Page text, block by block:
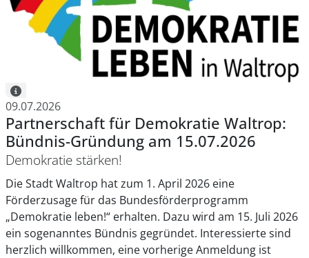
09.07.2026
Partnerschaft für Demokratie Waltrop:
Bündnis-Gründung am 15.07.2026
Demokratie stärken!
Die Stadt Waltrop hat zum 1. April 2026 eine
Förderzusage für das Bundesförderprogramm
„Demokratie leben!“ erhalten. Dazu wird am 15. Juli 2026
ein sogenanntes Bündnis gegründet. Interessierte sind
herzlich willkommen, eine vorherige Anmeldung ist